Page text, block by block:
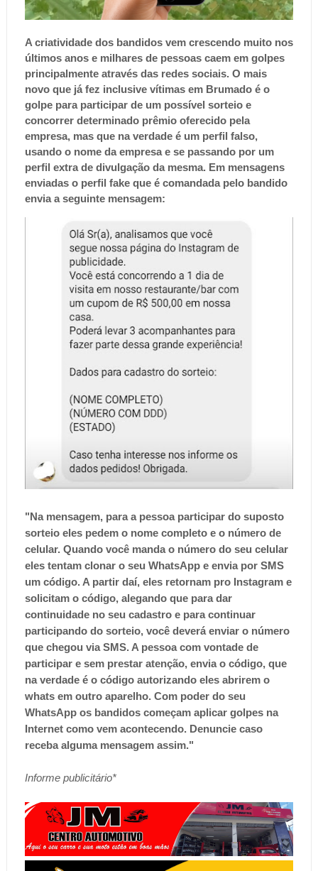
A criatividade dos bandidos vem crescendo muito nos
últimos anos e milhares de pessoas caem em golpes
principalmente através das redes sociais. O mais
novo que já fez inclusive vítimas em Brumado é o
golpe para participar de um possível sorteio e
concorrer determinado prêmio oferecido pela
empresa, mas que na verdade é um perfil falso,
usando o nome da empresa e se passando por um
perfil extra de divulgação da mesma. Em mensagens
enviadas o perfil fake que é comandada pelo bandido
envia a seguinte mensagem:
"Na mensagem, para a pessoa participar do suposto
sorteio eles pedem o nome completo e o número de
celular. Quando você manda o número do seu celular
eles tentam clonar o seu WhatsApp e envia por SMS
um código. A partir daí, eles retornam pro Instagram e
solicitam o código, alegando que para dar
continuidade no seu cadastro e para continuar
participando do sorteio, você deverá enviar o número
que chegou via SMS. A pessoa com vontade de
participar e sem prestar atenção, envia o código, que
na verdade é o código autorizando eles abrirem o
whats em outro aparelho. Com poder do seu
WhatsApp os bandidos começam aplicar golpes na
Internet como vem acontecendo. Denuncie caso
receba alguma mensagem assim."
Informe publicitário*